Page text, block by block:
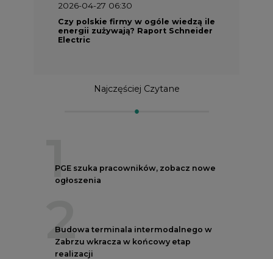
2026-04-27 06:30
Czy polskie firmy w ogóle wiedzą ile
energii zużywają? Raport Schneider
Electric
Najczęściej Czytane
1
PGE szuka pracowników, zobacz nowe
ogłoszenia
2
Budowa terminala intermodalnego w
Zabrzu wkracza w końcowy etap
realizacji